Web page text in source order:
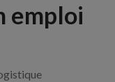
emploi